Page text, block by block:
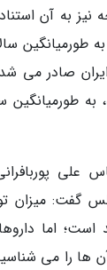
نیز به آن
صادر می
علی
گفت: میزان
از 97درصد است؛
ها را می